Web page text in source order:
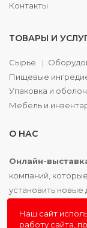
Контакты
ТОВАРЫ И
Сырье
Пищевые
Упаковка и
Мебель и
О НАС
Онлайн-
компаний,
установить новые
Наш сайт
работу сайта,